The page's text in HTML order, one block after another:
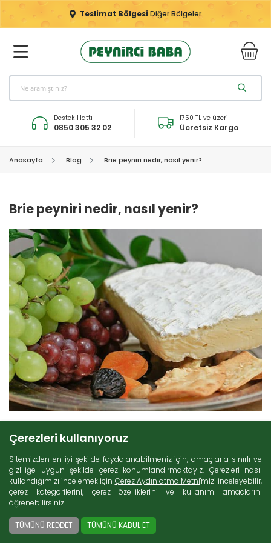
Teslimat Bölgesi Diğer Bölgeler
Destek Hattı
0850 305 32 02
1750 TL ve üzeri
Ücretsiz Kargo
Anasayfa Blog Brie peyniri nedir, nasıl yenir?
Brie peyniri nedir, nasıl yenir?
4 Ocak 2021
Aroması ile Hayran Bırakan Bir Küflü Peynir: Brie Peyniri
Görünüş ve tat bakımından oldukça fazla çeşitliliğe sahip olan
peynirler, zengin besin içeriği sayesinde insan vücudu için de sayısız
Çerezleri kullanıyoruz
Sitemizden en iyi şekilde faydalanabilmeniz için, amaçlarla sınırlı ve
gizliliğe uygun şekilde çerez konumlandırmaktayız. Çerezleri nasıl
kullandığımızı incelemek için Çerez Aydınlatma Metni'mizi inceleyebilir,
çerez kategorilerini, çerez özelliklerini ve kullanım amaçlarını
öğrenebilirsiniz.
TÜMÜNÜ REDDET TÜMÜNÜ KABUL ET